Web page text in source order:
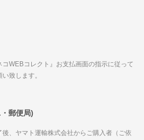
WEBコレクト』お支払画面の指示に従って
致します。
郵便局)
、ヤマト運輸株式会社からご購入者（ご依